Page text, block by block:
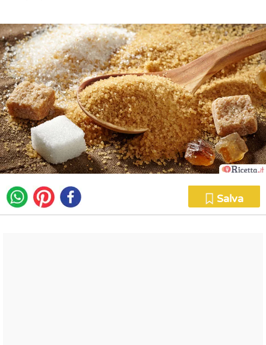
Salva